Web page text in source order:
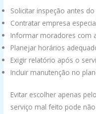
Solicitar inspeção antes do
Contratar empresa
Informar moradores com
Planejar horários
Exigir relatório após o
Incluir manutenção no
Evitar escolher apenas
serviço mal feito pode